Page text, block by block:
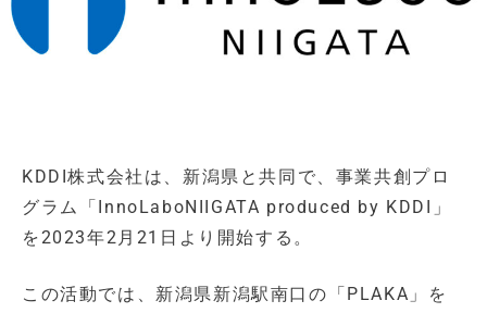
KDDI株式会社は、新潟県と共同で、事業共創プロ
グラム「InnoLaboNIIGATA produced by KDDI」
を2023年2月21日より開始する。
この活動では、新潟県新潟駅南口の「PLAKA」を